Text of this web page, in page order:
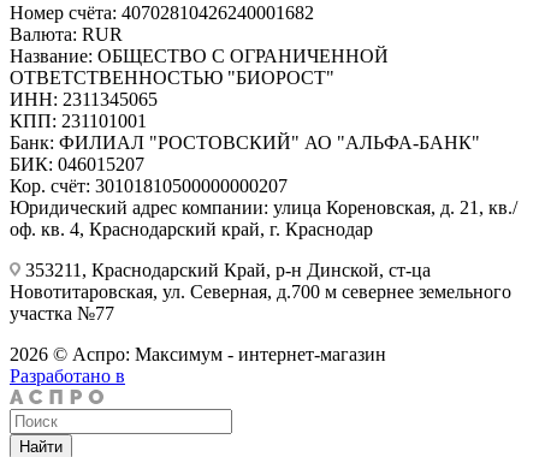
Номер счёта: 40702810426240001682
Валюта: RUR
Название: ОБЩЕСТВО С ОГРАНИЧЕННОЙ
ОТВЕТСТВЕННОСТЬЮ "БИОРОСТ"
ИНН: 2311345065
КПП: 231101001
Банк: ФИЛИАЛ "РОСТОВСКИЙ" АО "АЛЬФА-БАНК"
БИК: 046015207
Кор. счёт: 30101810500000000207
Юридический адрес компании: улица Кореновская, д. 21, кв./
оф. кв. 4, Краснодарский край, г. Краснодар
353211, Краснодарский Край, р-н Динской, ст-ца
Новотитаровская, ул. Северная, д.700 м севернее земельного
участка №77
2026 © Аспро: Максимум - интернет-магазин
Разработано в
Найти